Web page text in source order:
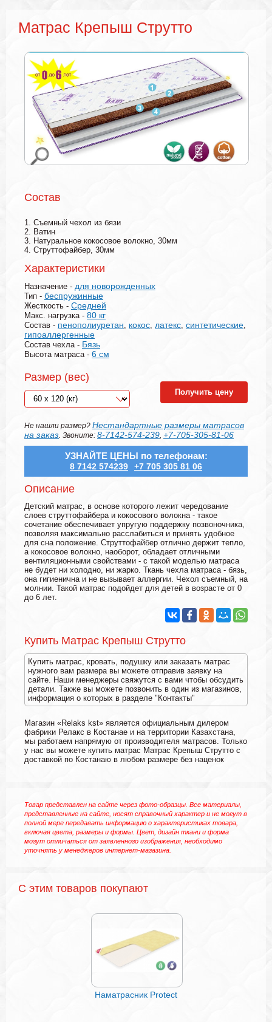
Матрас Крепыш Струтто
Состав
1. Съемный чехол из бязи
2. Ватин
3. Натуральное кокосовое волокно, 30мм
4. Струттофайбер, 30мм
Характеристики
Назначение - для новорожденных
Тип - беспружинные
Жесткость - Средней
Макс. нагрузка - 80 кг
Состав - пенополиуретан кокос латекс синтетические
гипоаллергенные
Состав чехла - Бязь
Высота матраса - 6 см
Размер (вес)
Получить цену
Не нашли размер? Нестандартные размеры матрасов
на заказ . Звоните: 8-7142-574-239 +7-705-305-81-06
УЗНАЙТЕ ЦЕНЫ по телефонам:
8 7142 574239 +7 705 305 81 06
Описание
Детский матрас, в основе которого лежит чередование
слоев струттофайбера и кокосового волокна - такое
сочетание обеспечивает упругую поддержку позвоночника,
позволяя максимально расслабиться и принять удобное
для сна положение. Струттофайбер отлично держит тепло,
а кокосовое волокно, наоборот, обладает отличными
вентиляционными свойствами - с такой моделью матраса
не будет ни холодно, ни жарко. Ткань чехла матраса - бязь,
она гигиенична и не вызывает аллергии. Чехол съемный, на
молнии. Такой матрас подойдет для детей в возрасте от 0
до 6 лет.
Купить Матрас Крепыш Струтто
Купить матрас, кровать, подушку или заказать матрас
нужного вам размера вы можете отправив заявку на
сайте. Наши менеджеры свяжутся с вами чтобы обсудить
детали. Также вы можете позвонить в один из магазинов,
информация о которых в разделе "Контакты"
Магазин «Relaks kst» является официальным дилером
фабрики Релакс в Костанае и на территории Казахстана,
мы работаем напрямую от производителя матрасов. Только
у нас вы можете купить матрас Матрас Крепыш Струтто с
доставкой по Костанаю в любом размере без наценок
Товар представлен на сайте через фото-образцы. Все материалы,
представленные на сайте, носят справочный характер и не могут в
полной мере передавать информацию о характеристиках товара,
включая цвета, размеры и формы. Цвет, дизайн ткани и форма
могут отличаться от заявленного изображения, необходимо
уточнять у менеджеров интернет-магазина.
С этим товаров покупают
Наматрасник Protect